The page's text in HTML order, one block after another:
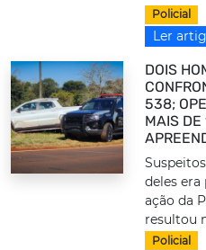
Policial
Ler
DOIS
538;
MAIS DE
deles era
ação da
resultou
Policial